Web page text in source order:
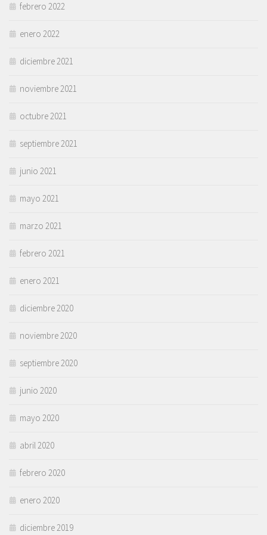
febrero 2022
enero 2022
diciembre 2021
noviembre 2021
octubre 2021
septiembre 2021
junio 2021
mayo 2021
marzo 2021
febrero 2021
enero 2021
diciembre 2020
noviembre 2020
septiembre 2020
junio 2020
mayo 2020
abril 2020
febrero 2020
enero 2020
diciembre 2019